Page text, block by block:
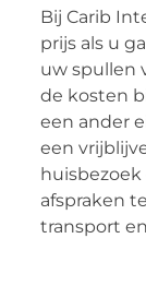
Bij Carib
prijs als u
uw spullen
de kosten
een ander
een
afspraken
transport